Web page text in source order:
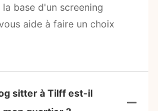
base d'un screening
aide à faire un choix
sitter à Tilff est-il